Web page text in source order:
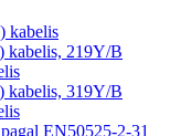
kabelis
kabelis, 219Y/B
319Y/B
EN50525-2-31